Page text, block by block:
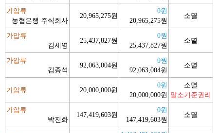
가압류
농협은행 주식회사
20,965,275원
0원
20,965,275원
소멸
가압류
김세영
25,437,827원
0원
25,437,827원
소멸
가압류
김종석
92,063,004원
0원
92,063,004원
소멸
가압류 20,000,000원
0원
20,000,000원
소멸
말소기준권리
가압류
박진화
147,419,603원
0원
147,419,603원
소멸